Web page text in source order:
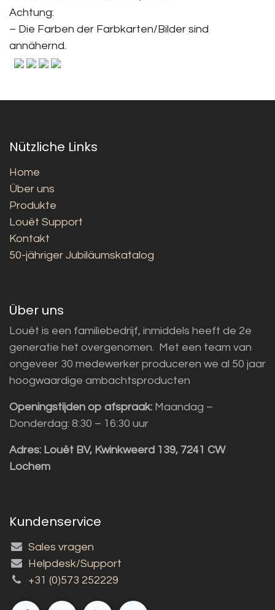
Achtung:
– Die Farben der Farbkarten/Bilder sind
annähernd.
Nützliche Links
Home
Über uns
Produkte
Louët Support
Kontakt
50-jähriger Jubiläumskatalog
Über uns
Louët is een familiebedrijf, inmiddels heeft de 2e
generatie het overgenomen. Met een team van
ongeveer 30 medewerker produceren we al 50 jaar
hoogwaardige ambachtsproducten
Openingstijden op afspraak: Maandag –
Donderdag: 8:30 – 16:30 uur
Adres: Louët BV, Kwinkweerd 139, 7241 CW
Lochem
Kundenservice
Sales vragen
Helpdesk/Support
+31 (0)573 252229